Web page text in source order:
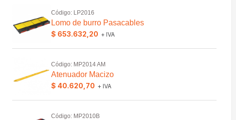
Código: LP2016
Lomo de burro Pasacables
$ 653.632,20 + IVA
Código: MP2014 AM
Atenuador Macizo
$ 40.620,70 + IVA
Código: MP2010B